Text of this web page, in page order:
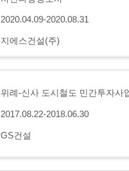
2020.04.09-2020.08.31
지에스건설(주)
위례-신사 도시철도 민간투자사
2017.08.22-2018.06.30
GS건설